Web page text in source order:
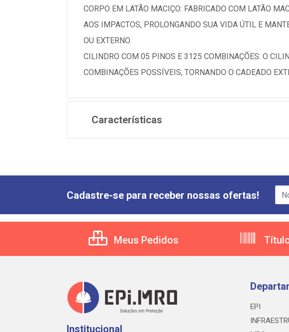
CORPO EM LATÃO MACIÇO: FABRICADO COM LATÃO
AOS IMPACTOS, PROLONGANDO SUA VIDA ÚTIL E
OU EXTERNO.
CILINDRO COM 05 PINOS E 3125 COMBINAÇÕES: O
COMBINAÇÕES POSSÍVEIS, TORNANDO O CADEADO
Características
Cadastre-se para receber nossas ofertas!
Meus Pedidos
Institucional
EPI